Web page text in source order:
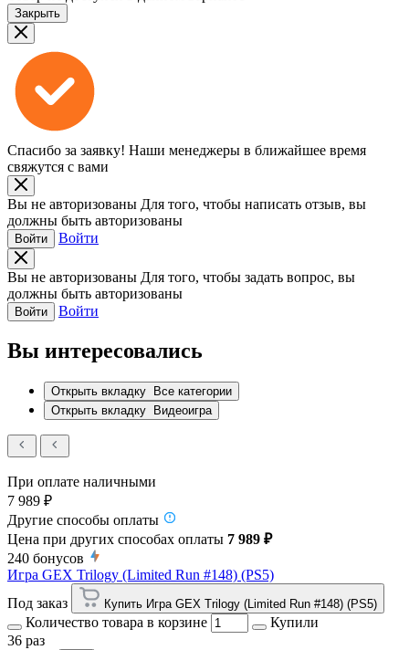
Закрыть
Спасибо за заявку! Наши менеджеры в ближайшее время
свяжутся с вами
Вы не авторизованы Для того, чтобы написать отзыв, вы
должны быть авторизованы
Войти Войти
Вы не авторизованы Для того, чтобы задать вопрос, вы
должны быть авторизованы
Войти Войти
Вы интересовались
Открыть вкладку
Все категории
Открыть вкладку
Видеоигра
При оплате наличными
7 989 ₽
Другие способы оплаты
Цена при других способах оплаты 7 989 ₽
240 бонусов
Игра GEX Trilogy (Limited Run #148) (PS5)
Под заказ
Купить Игра GEX Trilogy (Limited Run #148) (PS5)
Количество товара в корзине
Купили
36 раз